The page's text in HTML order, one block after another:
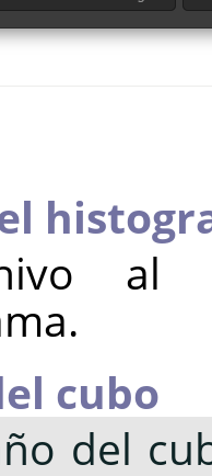
al
cubo
del